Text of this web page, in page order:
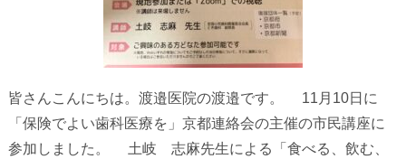
皆さんこんにちは。渡邉医院の渡邉です。 11月10日に
「保険でよい歯科医療を」京都連絡会の主催の市民講座に
参加しました。 土岐 志麻先生による「食べる、飲む、